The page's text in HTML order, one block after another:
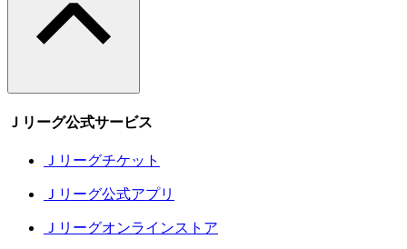
Ｊリーグ公式サービス
Ｊリーグチケット
Ｊリーグ公式アプリ
Ｊリーグオンラインストア